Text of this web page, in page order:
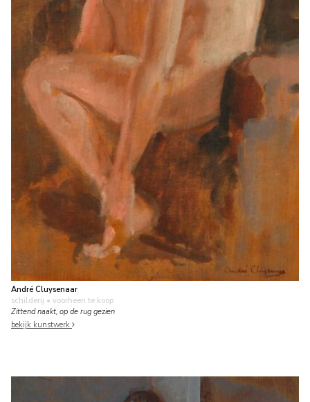
André Cluysenaar
schilderij • voorheen te koop
Zittend naakt, op de rug gezien
bekijk kunstwerk